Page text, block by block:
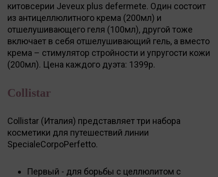
китовсерии Jeveux plus defermete. Один состоит
из антицеллюлитного крема (200мл) и
отшелушивающего геля (100мл), другой тоже
включает в себя отшелушивающий гель, а вместо
крема – стимулятор стройности и упругости кожи
(200мл). Цена каждого дуэта: 1399р.
Collistar
Collistar (Италия) представляет три набора
косметики для путешествий линии
SpecialeCorpoPerfetto.
Первый - для борьбы с целлюлитом с